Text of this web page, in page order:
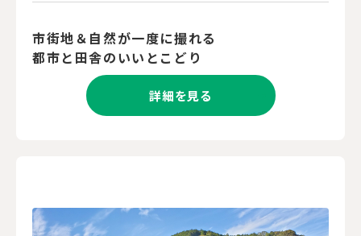
市街地＆自然が一度に撮れる
都市と田舎のいいとこどり
詳細を見る